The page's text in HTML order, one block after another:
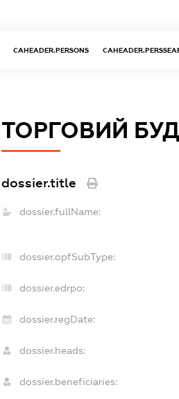
CAHEADER.PERSONS
ТОРГОВИЙ
dossier.title
dossier.fullName:
dossier.opfSubType:
dossier.edrpo:
dossier.regDate:
dossier.heads:
dossier.beneficiaries: